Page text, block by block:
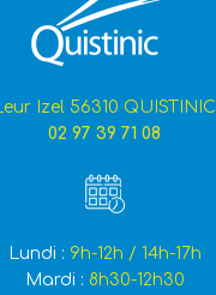
Leur Izel 56310 QUISTINIC
02 97 39 71 08
Lundi : 9h-12h / 14h-17h
Mardi : 8h30-12h30